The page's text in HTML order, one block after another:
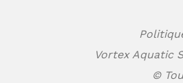
Vortex Aquatic
©